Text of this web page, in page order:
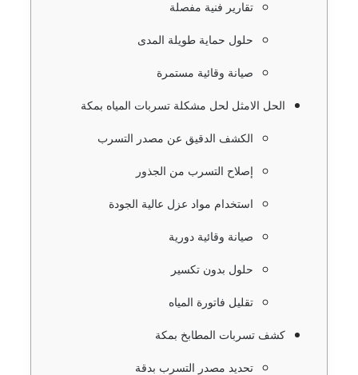
تقارير فنية مفصلة
حلول حماية طويلة المدى
صيانة وقائية مستمرة
الحل الامثل لحل مشكلة تسربات المياه بمكة
الكشف الدقيق عن مصدر التسرب
إصلاح التسرب من الجذور
استخدام مواد عزل عالية الجودة
صيانة وقائية دورية
حلول بدون تكسير
تقليل فاتورة المياه
كشف تسربات المطابخ بمكة
تحديد مصدر التسرب بدقة